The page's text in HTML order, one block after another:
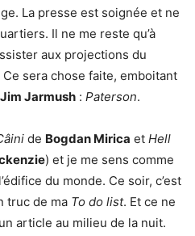
La presse est soignée et ne
Il ne me reste qu’à
aux projections du
sera chose faite, emboitant
Jim Jarmush : Paterson.
de Bogdan Mirica et Hell
) et je me sens comme
du monde. Ce soir, c’est
truc de ma To do list. Et ce ne
article au milieu de la nuit.